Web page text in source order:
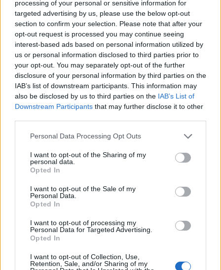
processing of your personal or sensitive information for
targeted advertising by us, please use the below opt-out
section to confirm your selection. Please note that after your
opt-out request is processed you may continue seeing
interest-based ads based on personal information utilized by
us or personal information disclosed to third parties prior to
your opt-out. You may separately opt-out of the further
disclosure of your personal information by third parties on the
IAB’s list of downstream participants. This information may
also be disclosed by us to third parties on the IAB’s List of
Downstream Participants that may further disclose it to other
Personal Data Processing Opt Outs
I want to opt-out of the Sharing of my
personal data.
Opted In
I want to opt-out of the Sale of my
Personal Data.
Opted In
I want to opt-out of processing my
Personal Data for Targeted Advertising.
Opted In
I want to opt-out of Collection, Use,
Retention, Sale, and/or Sharing of my